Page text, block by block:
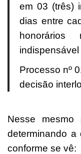
em 03 (três)
dias entre
Processo nº
decisão
Nesse mesmo
determinando a
conforme se vê: